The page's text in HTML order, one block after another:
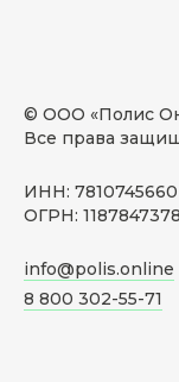
© ООО «Полис
Все права
ИНН: 7810745660
ОГРН:
info@polis.online
8 800 302-55-71